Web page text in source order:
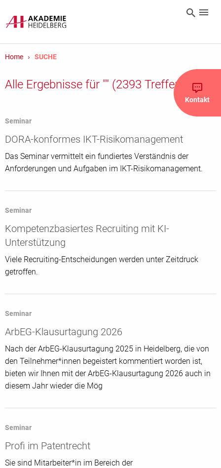
Kontakt
Home SUCHE
Alle Ergebnisse für "" (2393 Treffer)
Seminar
DORA-konformes IKT-Risikomanagement
Das Seminar vermittelt ein fundiertes Verständnis der
Anforderungen und Aufgaben im IKT-Risikomanagement.
Seminar
Kompetenzbasiertes Recruiting mit KI-
Unterstützung
Viele Recruiting-Entscheidungen werden unter Zeitdruck
getroffen.
Seminar
ArbEG-Klausurtagung 2026
Nach der ArbEG-Klausurtagung 2025 in Heidelberg, die von
den Teilnehmer*innen begeistert kommentiert worden ist,
bieten wir Ihnen mit der ArbEG-Klausurtagung 2026 auch in
diesem Jahr wieder die Mög
Seminar
Profi im Patentrecht
Sie sind Mitarbeiter*in im Bereich der